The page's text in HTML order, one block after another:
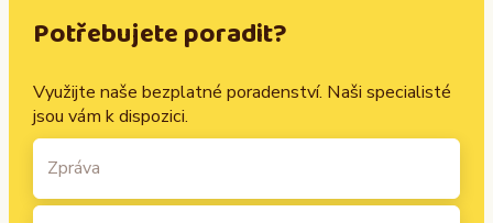
Potřebujete poradit?
Využijte naše bezplatné poradenství. Naši specialisté
jsou vám k dispozici.